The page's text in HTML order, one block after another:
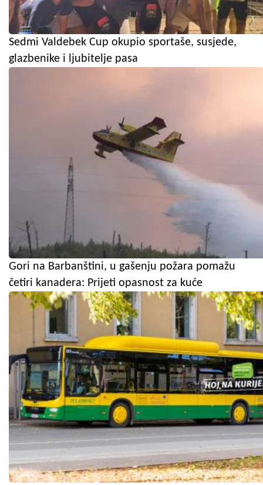
Sedmi Valdebek Cup okupio sportaše, susjede,
glazbenike i ljubitelje pasa
Gori na Barbanštini, u gašenju požara pomažu
četiri kanadera: Prijeti opasnost za kuće